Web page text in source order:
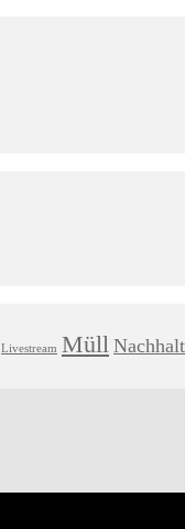
Livestream Müll